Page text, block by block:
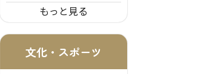
もっと見る
文化・スポーツ